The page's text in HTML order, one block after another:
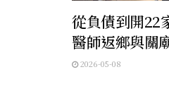
從負債到開
醫師返鄉與關
2026-05-08